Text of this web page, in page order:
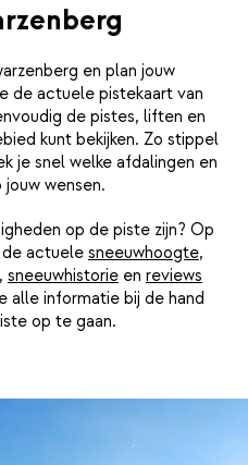
en plan jouw
de actuele pistekaart van
de pistes, liften en
kunt bekijken. Zo stippel
je snel welke afdalingen en
wensen.
op de piste zijn? Op
de actuele sneeuwhoogte,
, sneeuwhistorie en reviews
alle informatie bij de hand
op te gaan.